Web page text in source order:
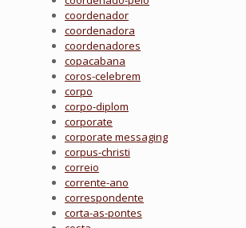
coordenador
coordenadora
coordenadores
copacabana
coros-celebrem
corpo
corpo-diplom
corporate
corporate messaging
corpus-christi
correio
corrente-ano
correspondente
corta-as-pontes